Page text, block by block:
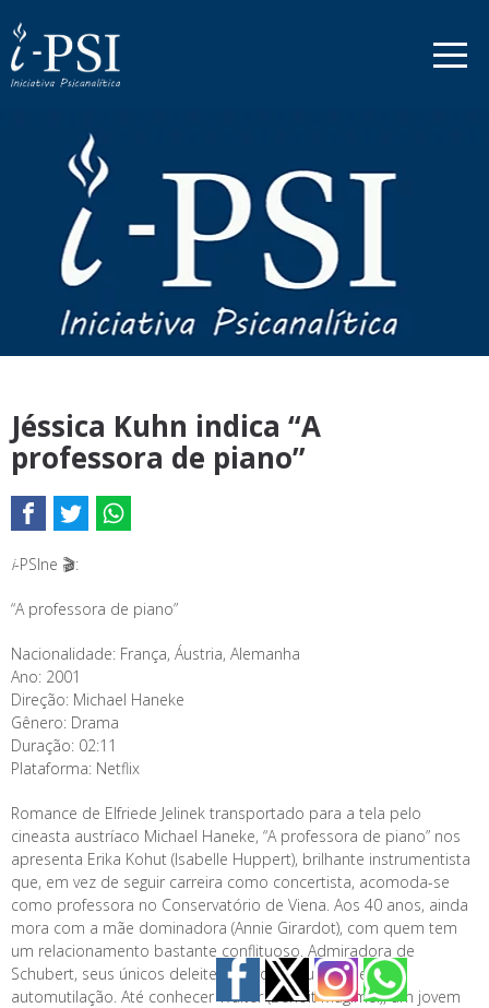
Jéssica Kuhn indica “A
professora de piano”
i-PSIne 🎬:
“A professora de piano”
Nacionalidade: França, Áustria, Alemanha
Ano: 2001
Direção: Michael Haneke
Gênero: Drama
Duração: 02:11
Plataforma: Netflix
Romance de Elfriede Jelinek transportado para a tela pelo
cineasta austríaco Michael Haneke, “A professora de piano” nos
apresenta Erika Kohut (Isabelle Huppert), brilhante instrumentista
que, em vez de seguir carreira como concertista, acomoda-se
como professora no Conservatório de Viena. Aos 40 anos, ainda
mora com a mãe dominadora (Annie Girardot), com quem tem
um relacionamento bastante conflituoso. Admiradora de
Schubert, seus únicos deleites são o voyeurismo e a
automutilação. Até conhecer Walter (Benoit Magimel), um jovem